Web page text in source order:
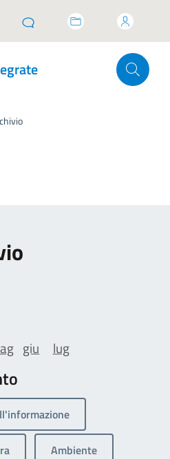
giu lug
Ambiente